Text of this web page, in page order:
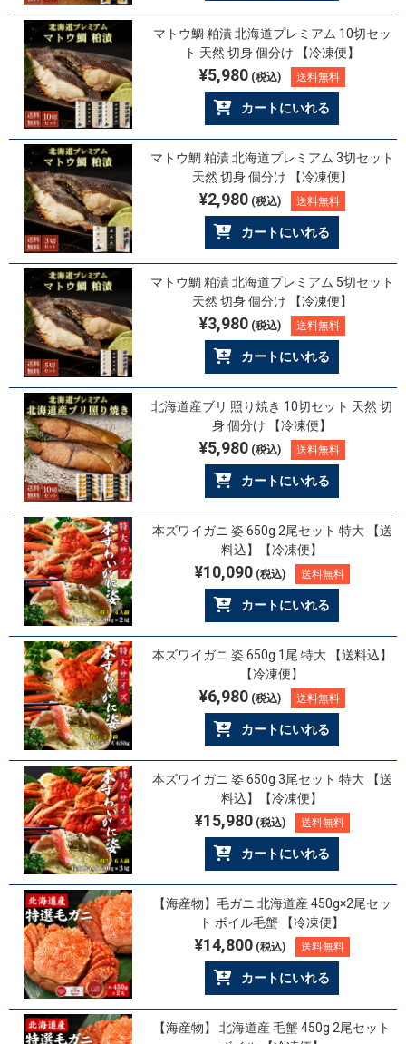
マトウ鯛 粕漬 北海道プレミアム 10切セッ
ト 天然 切身 個分け 【冷凍便】
¥5,980(税込) 送料無料
カートにいれる
マトウ鯛 粕漬 北海道プレミアム 3切セット
天然 切身 個分け 【冷凍便】
¥2,980(税込) 送料無料
カートにいれる
マトウ鯛 粕漬 北海道プレミアム 5切セット
天然 切身 個分け 【冷凍便】
¥3,980(税込) 送料無料
カートにいれる
北海道産ブリ 照り焼き 10切セット 天然 切
身 個分け 【冷凍便】
¥5,980(税込) 送料無料
カートにいれる
本ズワイガニ 姿 650g 2尾セット 特大 【送
料込】【冷凍便】
¥10,090(税込) 送料無料
カートにいれる
本ズワイガニ 姿 650g 1尾 特大 【送料込】
【冷凍便】
¥6,980(税込) 送料無料
カートにいれる
本ズワイガニ 姿 650g 3尾セット 特大 【送
料込】【冷凍便】
¥15,980(税込) 送料無料
カートにいれる
【海産物】毛ガニ 北海道産 450g×2尾セッ
ト ボイル毛蟹 【冷凍便】
¥14,800(税込) 送料無料
カートにいれる
【海産物】 北海道産 毛蟹 450g 2尾セット